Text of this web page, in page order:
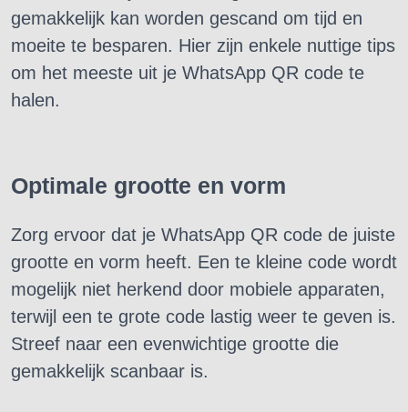
gemakkelijk kan worden gescand om tijd en
moeite te besparen. Hier zijn enkele nuttige tips
om het meeste uit je WhatsApp QR code te
halen.
Optimale grootte en vorm
Zorg ervoor dat je WhatsApp QR code de juiste
grootte en vorm heeft. Een te kleine code wordt
mogelijk niet herkend door mobiele apparaten,
terwijl een te grote code lastig weer te geven is.
Streef naar een evenwichtige grootte die
gemakkelijk scanbaar is.